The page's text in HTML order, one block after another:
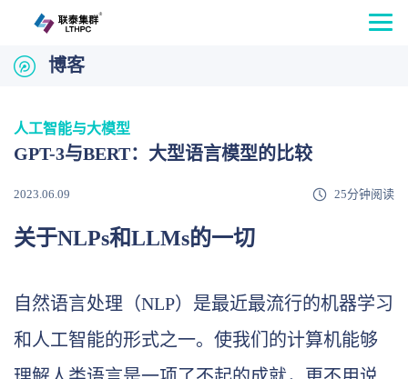
博客
人工智能与大模型
GPT-3与BERT：大型语言模型的比较
2023.06.09 25分钟阅读
关于NLPs和LLMs的一切
自然语言处理（NLP）是最近最流行的机器学习
和人工智能的形式之一。使我们的计算机能够